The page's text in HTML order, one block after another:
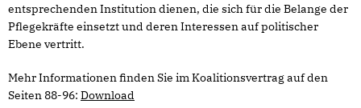
entsprechenden Institution dienen, die sich für die Belange der
Pflegekräfte einsetzt und deren Interessen auf politischer
Ebene vertritt.
Mehr Informationen finden Sie im Koalitionsvertrag auf den
Seiten 88-96: Download